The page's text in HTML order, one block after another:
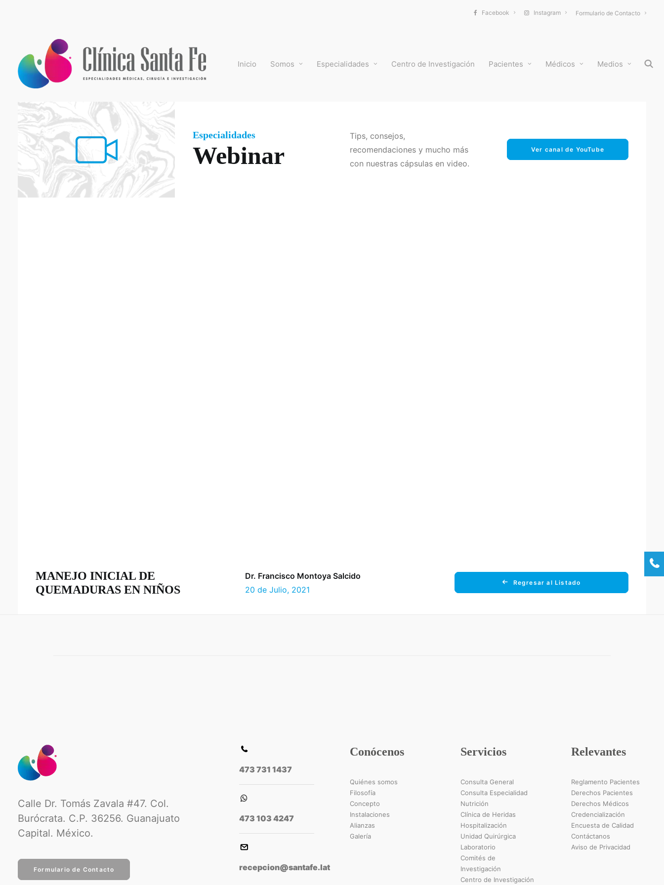
Facebook Instagram Formulario de Contacto
Inicio Somos Especialidades Centro de Investigación Pacientes Médicos Medios
Especialidades
Webinar
Tips, consejos,
recomendaciones y mucho más
con nuestras cápsulas en video.
Ver canal de YouTube
MANEJO INICIAL DE
QUEMADURAS EN NIÑOS
Dr. Francisco Montoya Salcido
20 de Julio, 2021
Regresar al Listado
Calle Dr. Tomás Zavala #47. Col.
Burócrata. C.P. 36256. Guanajuato
Capital. México.
Formulario de Contacto
473 731 1437
473 103 4247
recepcion@santafe.lat
Conócenos
Quiénes somos
Filosofía
Concepto
Instalaciones
Alianzas
Galería
Servicios
Consulta General
Consulta Especialidad
Nutrición
Clínica de Heridas
Hospitalización
Unidad Quirúrgica
Laboratorio
Comités de
Investigación
Centro de Investigación
Relevantes
Reglamento Pacientes
Derechos Pacientes
Derechos Médicos
Credencialización
Encuesta de Calidad
Contáctanos
Aviso de Privacidad